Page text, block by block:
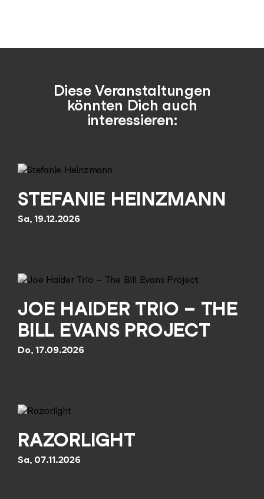
Diese Veranstaltungen
könnten Dich auch
interessieren:
STEFANIE HEINZMANN
Sa, 19.12.2026
JOE HAIDER TRIO – THE
BILL EVANS PROJECT
Do, 17.09.2026
RAZORLIGHT
Sa, 07.11.2026